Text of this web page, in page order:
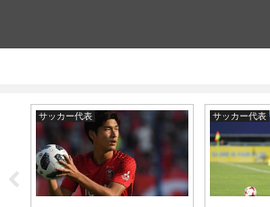
サッカー代表 サッカー代表